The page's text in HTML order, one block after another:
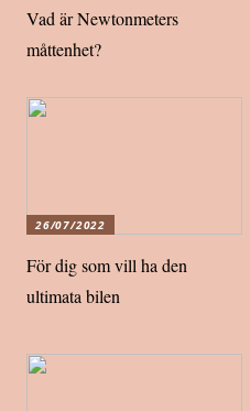
Vad är Newtonmeters
måttenhet?
26/07/2022
För dig som vill ha den
ultimata bilen